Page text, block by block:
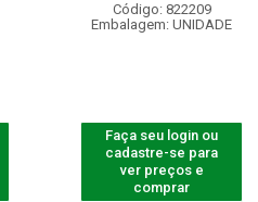
Código: 822209
Embalagem: UNIDADE
Faça seu login ou
cadastre-se para
ver preços e
comprar